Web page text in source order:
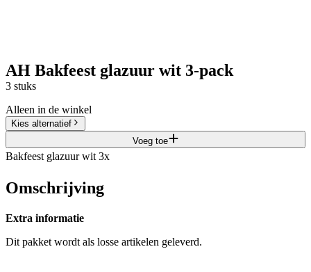
AH Bakfeest glazuur wit 3-pack
3 stuks
Alleen in de winkel
Kies alternatief
Voeg toe
Bakfeest glazuur wit 3x
Omschrijving
Extra informatie
Dit pakket wordt als losse artikelen geleverd.